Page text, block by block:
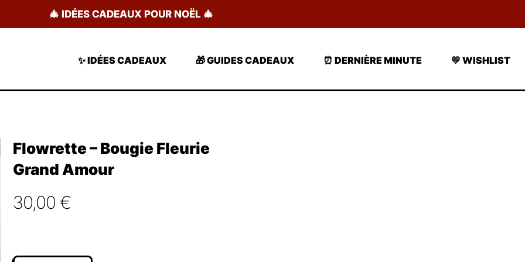
🎄 IDÉES CADEAUX POUR NOËL 🎄
✨ IDÉES CADEAUX 🎁 GUIDES CADEAUX ⏰ DERNIÈRE MINUTE 💛 WISHLIST
Flowrette – Bougie Fleurie
Grand Amour
30,00 €